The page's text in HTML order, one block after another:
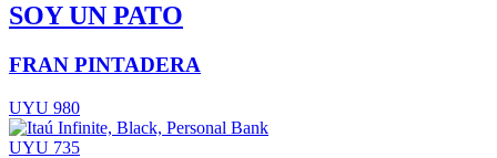
SOY UN PATO
FRAN PINTADERA
UYU 980
UYU 735